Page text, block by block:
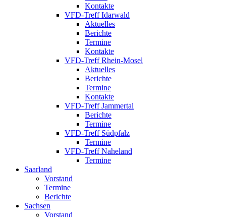
Kontakte
VFD-Treff Idarwald
Aktuelles
Berichte
Termine
Kontakte
VFD-Treff Rhein-Mosel
Aktuelles
Berichte
Termine
Kontakte
VFD-Treff Jammertal
Berichte
Termine
VFD-Treff Südpfalz
Termine
VFD-Treff Naheland
Termine
Saarland
Vorstand
Termine
Berichte
Sachsen
Vorstand